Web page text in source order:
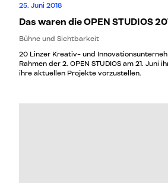
25. Juni 2018
Das waren die OPEN STUDIOS
Bühne und Sichtbarkeit
20 Linzer Kreativ- und
Rahmen der 2. OPEN STUDIOS am 21. Juni
ihre aktuellen Projekte vorzustellen.